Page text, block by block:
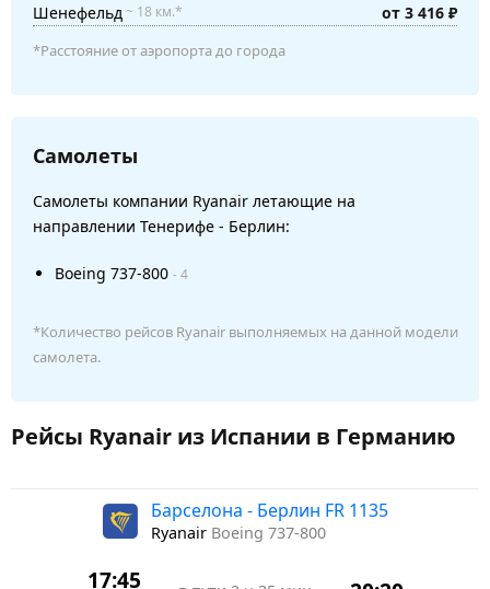
Шенефельд ~ 18 км.* от 3 416 ₽
*Расстояние от аэропорта до города
Самолеты
Самолеты компании Ryanair летающие на
направлении Тенерифе - Берлин:
Boeing 737-800 - 4
*Количество рейсов Ryanair выполняемых на данной модели
самолета.
Рейсы Ryanair из Испании в Германию
Барселона - Берлин FR 1135
Ryanair Boeing 737-800
17:45